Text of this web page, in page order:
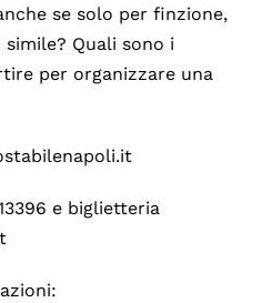
se solo per finzione,
Quali sono i
per organizzare una
e biglietteria